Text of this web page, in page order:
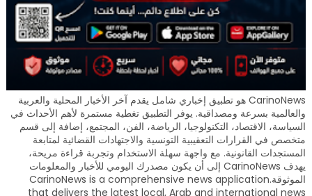
CarinoNews هو تطبيق إخباري شامل يقدم آخر الأخبار المحلية والعربية
والعالمية بسرعة ومصداقية. يوفر التطبيق تغطية مستمرة لأهم الأحداث في
السياسة، الاقتصاد، التكنولوجيا، الرياضة، الفن، المجتمع، إضافة إلى قسم
متخصص في القرارات التعقيبية التونسية والاجتهادات القضائية لمتابعة
المستجدات القانونية. مع واجهة سهلة الاستخدام وتجربة قراءة مريحة،
يهدف CarinoNews إلى أن يكون مصدرك اليومي للأخبار والمعلومات
الموثوقة.CarinoNews is a comprehensive news application
that delivers the latest local, Arab and international news